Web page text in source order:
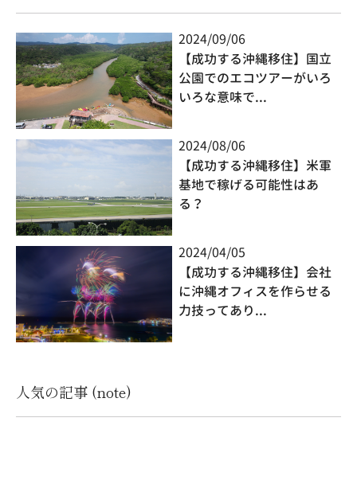
2024/09/06
【成功する沖縄移住】国立
公園でのエコツアーがいろ
いろな意味で...
2024/08/06
【成功する沖縄移住】米軍
基地で稼げる可能性はあ
る？
2024/04/05
【成功する沖縄移住】会社
に沖縄オフィスを作らせる
力技ってあり...
人気の記事 (note)